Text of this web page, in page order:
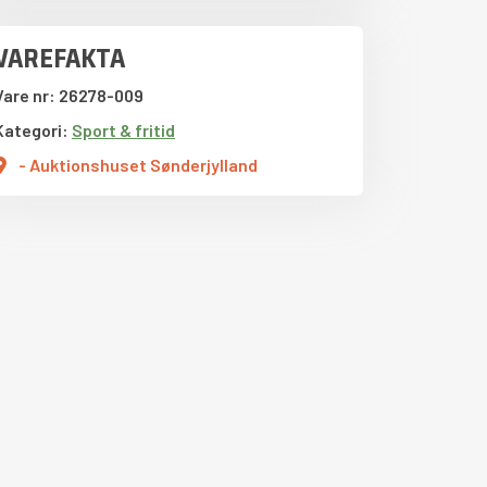
nr: 26278-009
Sport & fritid
- Auktionshuset Sønderjylland